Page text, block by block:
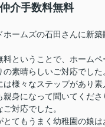
手数料無料
ームズの石田さんに新
ということで、ホーム
素晴らしいご対応でした
様々なステップがあり
身になって聞いてくだ
対応でした。
てもうまく幼稚園の娘